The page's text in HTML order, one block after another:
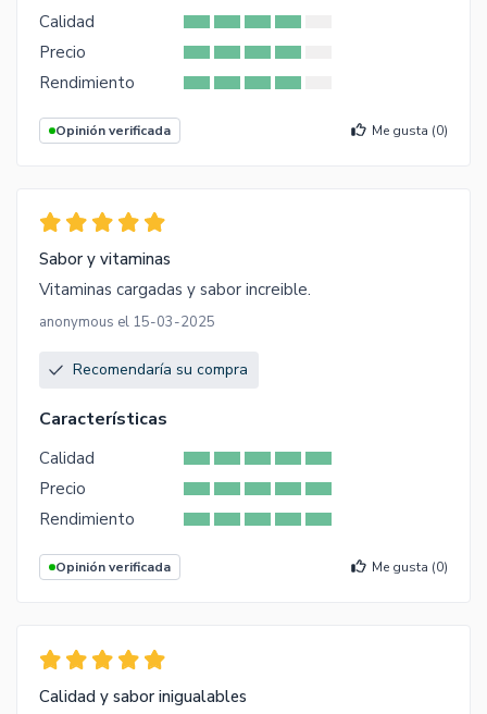
Calidad
Precio
Rendimiento
Opinión verificada Me gusta (0)
Sabor y vitaminas
Vitaminas cargadas y sabor increible.
anonymous el 15-03-2025
Recomendaría su compra
Características
Calidad
Precio
Rendimiento
Opinión verificada Me gusta (0)
Calidad y sabor inigualables